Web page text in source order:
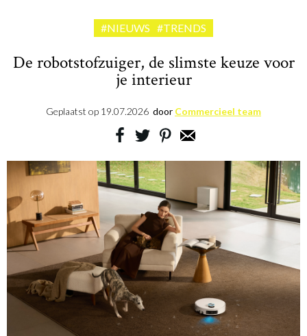
#NIEUWS #TRENDS
De robotstofzuiger, de slimste keuze voor
je interieur
Geplaatst op 19.07.2026 door Commercieel team